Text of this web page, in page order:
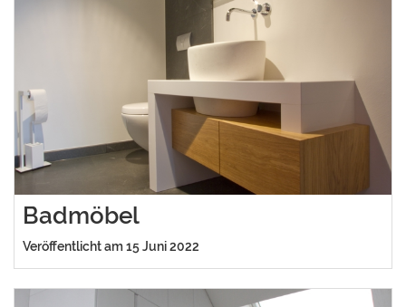
Badmöbel
Veröffentlicht am 15 Juni 2022